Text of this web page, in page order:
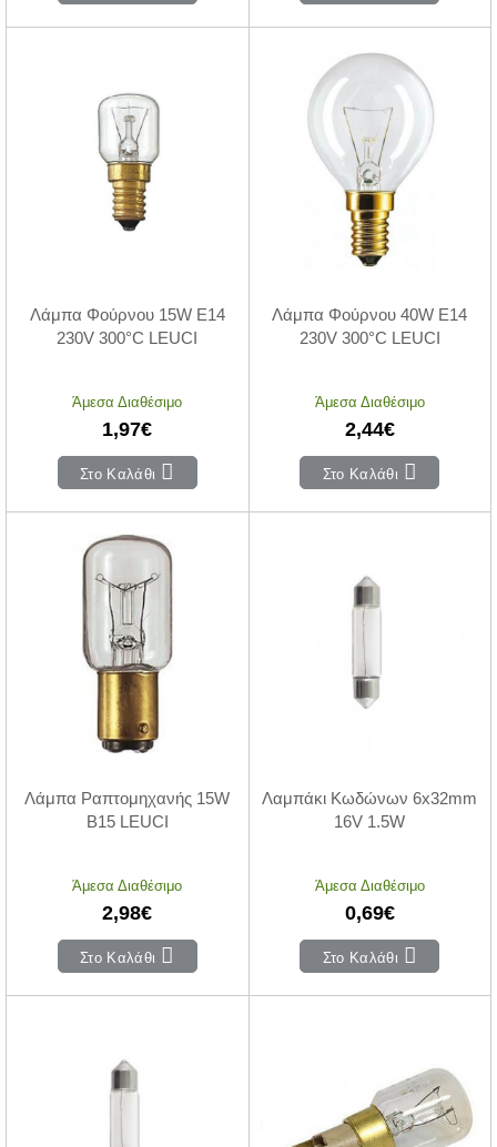
Λάμπα Φούρνου 15W E14
230V 300°C LEUCI
Άμεσα Διαθέσιμο
1,97€
Στο Καλάθι
Λάμπα Φούρνου 40W E14
230V 300°C LEUCI
Άμεσα Διαθέσιμο
2,44€
Στο Καλάθι
Λάμπα Ραπτομηχανής 15W
B15 LEUCI
Άμεσα Διαθέσιμο
2,98€
Στο Καλάθι
Λαμπάκι Κωδώνων 6x32mm
16V 1.5W
Άμεσα Διαθέσιμο
0,69€
Στο Καλάθι